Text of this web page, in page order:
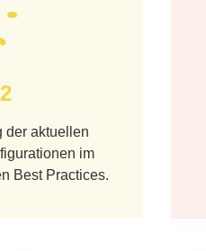
der aktuellen
im
Best Practices.